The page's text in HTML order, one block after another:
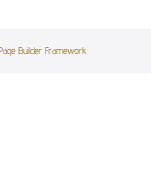
Builder Framework